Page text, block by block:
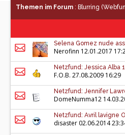
Themen im Forum : Blurring
Selena Gomez nude ass
Nerofinn 12.01.2017
Netzfund: Jessica Alba
F.O.B. 27.08.2009 16:29
Netzfund: Jennifer
DomeNumma12
Netzfund: Avril lavigne
disaster 02.06.2014